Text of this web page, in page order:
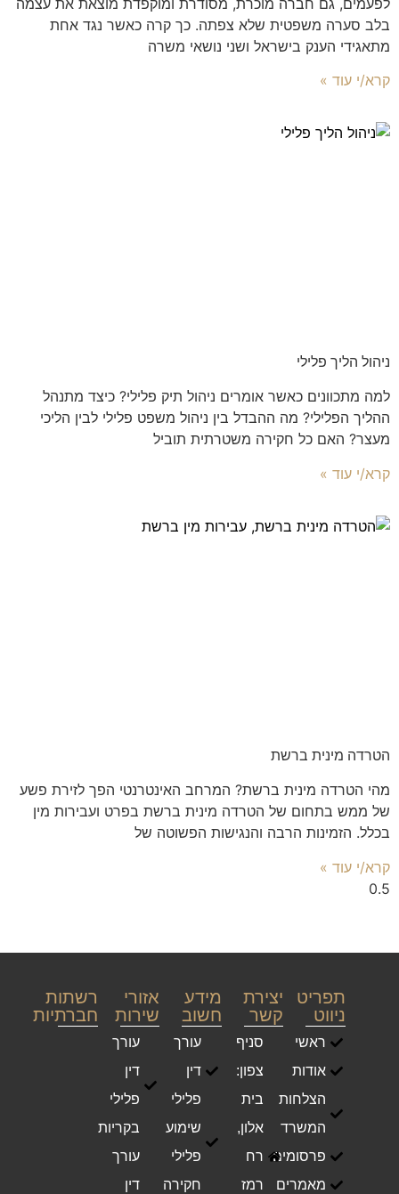
בלב סערה משפטית שלא צפתה. כך קרה כאשר נגד אחת
מתאגידי הענק בישראל ושני נושאי משרה
קרא/י עוד »
ניהול הליך פלילי
למה מתכוונים כאשר אומרים ניהול תיק פלילי? כיצד מתנהל
ההליך הפלילי? מה ההבדל בין ניהול משפט פלילי לבין הליכי
מעצר? האם כל חקירה משטרתית תוביל
קרא/י עוד »
הטרדה מינית ברשת
מהי הטרדה מינית ברשת? המרחב האינטרנטי הפך לזירת פשע
של ממש בתחום של הטרדה מינית ברשת בפרט ועבירות מין
בכלל. הזמינות הרבה והנגישות הפשוטה של
קרא/י עוד »
תפריט
ניווט
ראשי
אודות
הצלחות
המשרד
פרסומים
מאמרים
יצירת
קשר
סניף
צפון:
בית
אלון,
רח
רמז
מידע
חשוב
עורך
דין
פלילי
שימוע
פלילי
חקירה
אזורי
שירות
עורך
דין
פלילי
בקריות
עורך
דין
רשתות
חברתיות